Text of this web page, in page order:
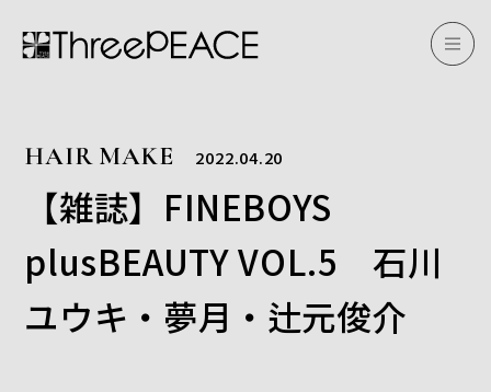
HAIR MAKE 2022.04.20
【雑誌】FINEBOYS
plusBEAUTY VOL.5 石川
ユウキ・夢月・辻元俊介